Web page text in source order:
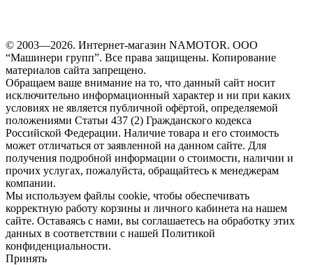
© 2003—2026. Интернет-магазин NAMOTOR. ООО
“Машинери групп”. Все права защищены. Копирование
материалов сайта запрещено.
Обращаем ваше внимание на то, что данный сайт носит
исключительно информационный характер и ни при каких
условиях не является публичной офёртой, определяемой
положениями Статьи 437 (2) Гражданского кодекса
Российской Федерации. Наличие товара и его стоимость
может отличаться от заявленной на данном сайте. Для
получения подробной информации о стоимости, наличии и
прочих услугах, пожалуйста, обращайтесь к менеджерам
компании.
Мы используем файлы cookie, чтобы обеспечивать
корректную работу корзины и личного кабинета на нашем
сайте. Оставаясь с нами, вы соглашаетесь на обработку этих
данных в соответствии с нашей Политикой
конфиденциальности.
Принять